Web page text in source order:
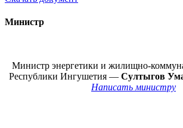
Министр
Министр энергетики и жилищно-
Республики Ингушетия — Султыгов
Написать министру